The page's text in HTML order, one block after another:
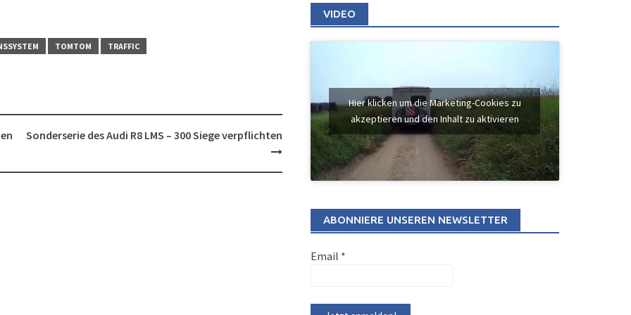
TOMTOM TRAFFIC
Sonderserie des Audi R8 LMS – 300 Siege verpflichten
VIDEO
Hier klicken um die Marketing-Cookies zu
akzeptieren und den Inhalt zu aktivieren
ABONNIERE UNSEREN NEWSLETTER
Email *